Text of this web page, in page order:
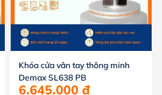
Khóa cửa vân tay thông minh
Demax SL638 PB
6.645.000 đ